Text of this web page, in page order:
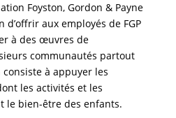
Foyston, Gordon & Payne
aux employés de FGP
à des œuvres de
communautés partout
à appuyer les
les activités et les
le bien-être des enfants.